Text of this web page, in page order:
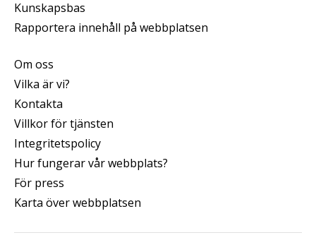
Kunskapsbas
Rapportera innehåll på webbplatsen
Om oss
Vilka är vi?
Kontakta
Villkor för tjänsten
Integritetspolicy
Hur fungerar vår webbplats?
För press
Karta över webbplatsen